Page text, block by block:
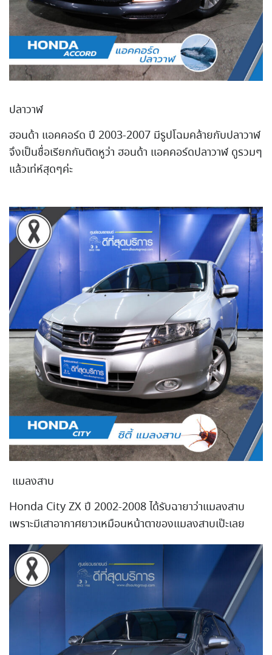
ปลาวาฬ
ฮอนด้า แอคคอร์ด ปี 2003-2007 มีรูปโฉมคล้ายกับปลาวาฬ
จึงเป็นชื่อเรียกกันติดหูว่า ฮอนด้า แอคคอร์ดปลาวาฬ ดูรวมๆ
แล้วเท่ห์สุดๆค่ะ
แมลงสาบ
Honda City ZX ปี 2002-2008 ได้รับฉายาว่าแมลงสาบ
เพราะมีเสาอากาศยาวเหมือนหน้าตาของแมลงสาบเป๊ะเลย